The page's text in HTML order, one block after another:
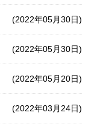
(2022年05月30日)
(2022年05月30日)
(2022年05月20日)
(2022年03月24日)